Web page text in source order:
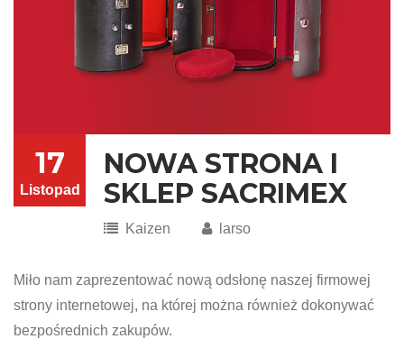
NOWA STRONA I
SKLEP SACRIMEX
17
Listopad
Kaizen larso
Miło nam zaprezentować nową odsłonę naszej firmowej
strony internetowej, na której można również dokonywać
bezpośrednich zakupów.